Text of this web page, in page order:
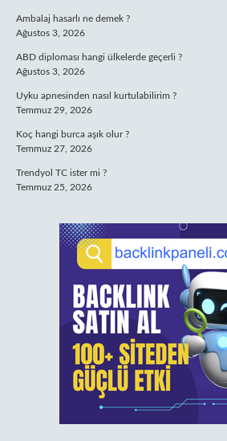
Ambalaj hasarlı ne demek ?
Ağustos 3, 2026
ABD diploması hangi ülkelerde geçerli ?
Ağustos 3, 2026
Uyku apnesinden nasıl kurtulabilirim ?
Temmuz 29, 2026
Koç hangi burca aşık olur ?
Temmuz 27, 2026
Trendyol TC ister mi ?
Temmuz 25, 2026